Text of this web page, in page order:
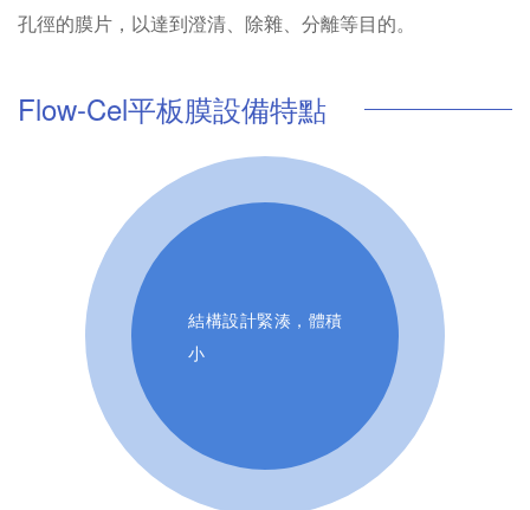
孔徑的膜片，以達到澄清、除雜、分離等目的。
Flow-Cel平板膜設備特點
結構設計緊湊，體積
小